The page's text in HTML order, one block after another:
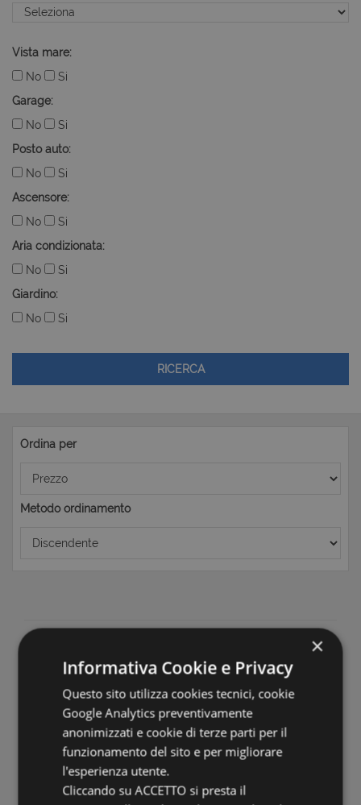
Vista mare:
No
Si
Garage:
No
Si
Posto auto:
No
Si
Ascensore:
No
Si
Aria condizionata:
No
Si
Giardino:
No
Si
RICERCA
Ordina per
Metodo ordinamento
CERCAVI ?
Registrati alla nostra newsletter e imposta i parametri
della tua ricerca e ti comunicheremo se ci sono novità su
quello che stai cercando.
Il servizio è completamente GRATUITO e potrai cancellarti
quando lo vorrai.
×
Informativa Cookie e Privacy
Questo sito utilizza cookies tecnici, cookie
Google Analytics preventivamente
anonimizzati e cookie di terze parti per il
funzionamento del sito e per migliorare
l'esperienza utente.
Cliccando su ACCETTO si presta il